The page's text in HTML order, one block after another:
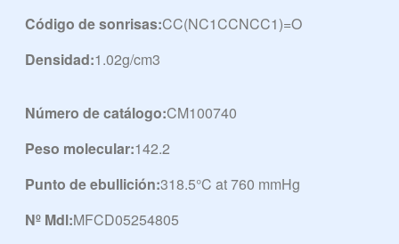
Código de sonrisas:CC(NC1CCNCC1)=O
Densidad:1.02g/cm3
Número de catálogo:CM100740
Peso molecular:142.2
Punto de ebullición:318.5°C at 760 mmHg
Nº Mdl:MFCD05254805